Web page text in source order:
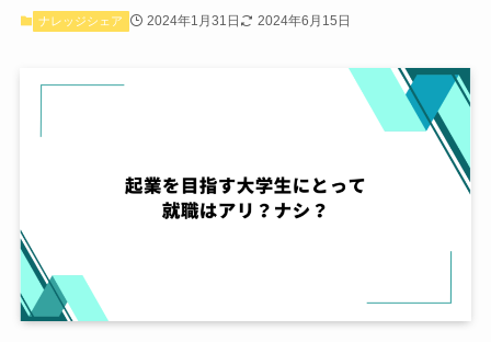
ナレッジシェア 2024年1月31日 2024年6月15日